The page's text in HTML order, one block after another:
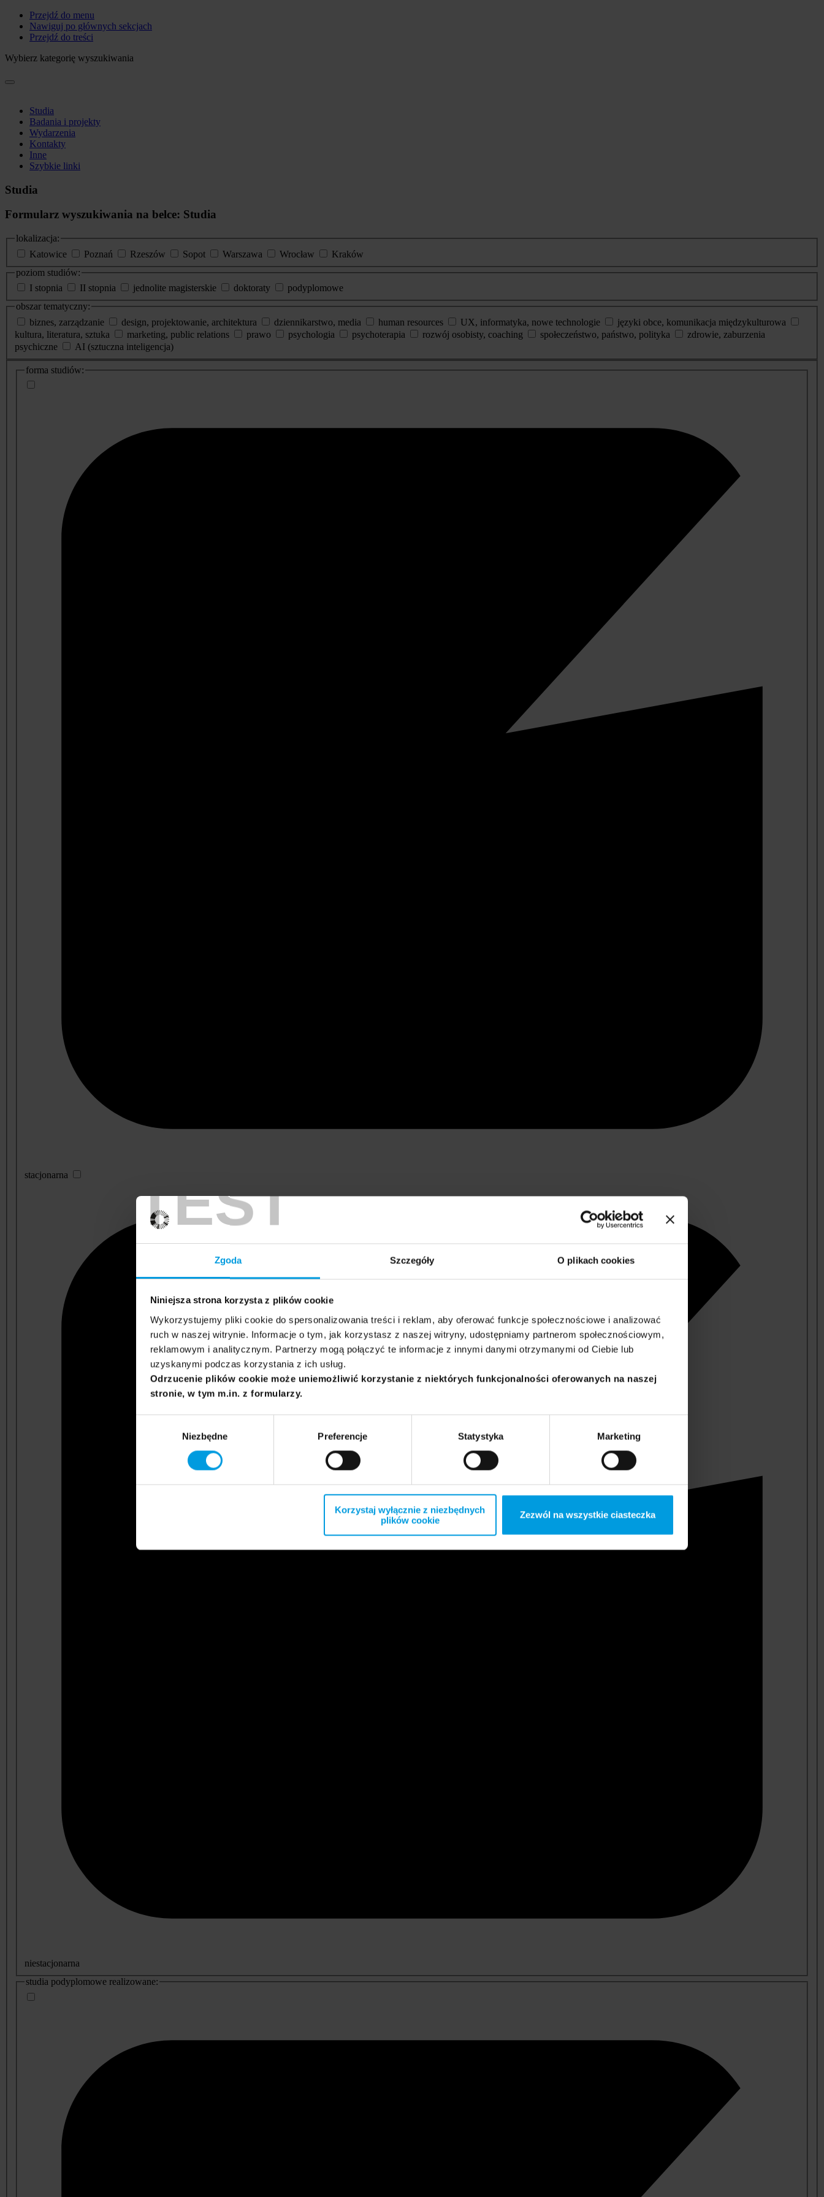
TEST
Zgoda Szczegóły O plikach cookies
Niniejsza strona korzysta z plików cookie
Wykorzystujemy pliki cookie do spersonalizowania treści i reklam, aby oferować funkcje społecznościowe i analizować
ruch w naszej witrynie. Informacje o tym, jak korzystasz z naszej witryny, udostępniamy partnerom społecznościowym,
reklamowym i analitycznym. Partnerzy mogą połączyć te informacje z innymi danymi otrzymanymi od Ciebie lub
uzyskanymi podczas korzystania z ich usług.
Odrzucenie plików cookie może uniemożliwić korzystanie z niektórych funkcjonalności oferowanych na naszej
stronie, w tym m.in. z formularzy.
Niezbędne Preferencje Statystyka Marketing
Korzystaj wyłącznie z niezbędnych
plików cookie
Zezwól na wszystkie ciasteczka
Przejdź do menu
Nawiguj po głównych sekcjach
Przejdź do treści
Wybierz kategorię wyszukiwania
Studia
Badania i projekty
Wydarzenia
Kontakty
Inne
Szybkie linki
Studia
Formularz wyszukiwania na belce: Studia
lokalizacja:
Katowice
Poznań Rzeszów Sopot Warszawa Wrocław
Kraków
poziom studiów:
I stopnia
II stopnia jednolite magisterskie doktoraty
podyplomowe
obszar tematyczny:
biznes, zarządzanie
design, projektowanie, architektura dziennikarstwo, media human resources UX, informatyka, nowe technologie
języki obce, komunikacja międzykulturowa
kultura, literatura, sztuka
marketing, public relations prawo psychologia psychoterapia rozwój osobisty, coaching społeczeństwo, państwo, polityka
zdrowie, zaburzenia
psychiczne
AI (sztuczna inteligencja)
dodatkowe
informacje
forma studiów:
stacjonarna
niestacjonarna
studia podyplomowe realizowane: